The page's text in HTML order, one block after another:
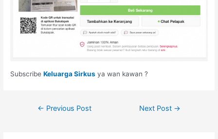
SubscribeKeluarga Sirkus ya wan kawan ?
Post← Previous Post Next Post →